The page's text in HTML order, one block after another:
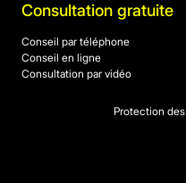
Consultation gratuite
Conseil par téléphone
Conseil en ligne
Consultation par vidéo
Protection